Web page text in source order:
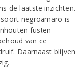
de laatste inzichten.
negroamaro is
fusten
van de
Daarnaast blijven